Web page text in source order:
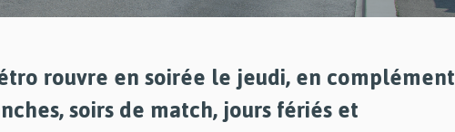
rouvre en soirée le jeudi, en complément
soirs de match, jours fériés et